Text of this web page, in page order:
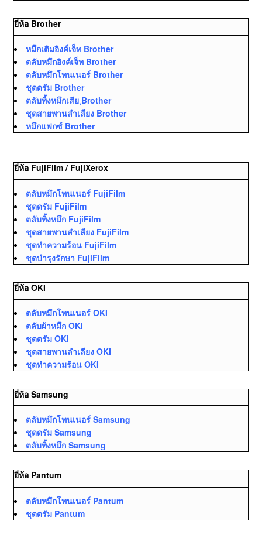
ยี่ห้อ Brother
หมึกเติมอิงค์เจ็ท Brother
ตลับหมึกอิงค์เจ็ท Brother
ตลับหมึกโทนเนอร์ Brother
ชุดดรัม Brother
ตลับทิ้งหมึกเสีย ฺBrother
ชุดสายพานลำเลียง Brother
หมึกแฟกซ์ Brother
ยี่ห้อ FujiFilm / FujiXerox
ตลับหมึกโทนเนอร์ FujiFilm
ชุดดรัม FujiFilm
ตลับทิ้งหมึก FujiFilm
ชุดสายพานลำเลียง FujiFilm
ชุดทำความร้อน FujiFilm
ชุดบำรุงรักษา FujiFilm
ยี่ห้อ OKI
ตลับหมึกโทนเนอร์ OKI
ตลับผ้าหมึก OKI
ชุดดรัม OKI
ชุดสายพานลำเลียง OKI
ชุดทำความร้อน OKI
ยี่ห้อ Samsung
ตลับหมึกโทนเนอร์ Samsung
ชุดดรัม Samsung
ตลับทิ้งหมึก Samsung
ยี่ห้อ Pantum
ตลับหมึกโทนเนอร์ Pantum
ชุดดรัม Pantum